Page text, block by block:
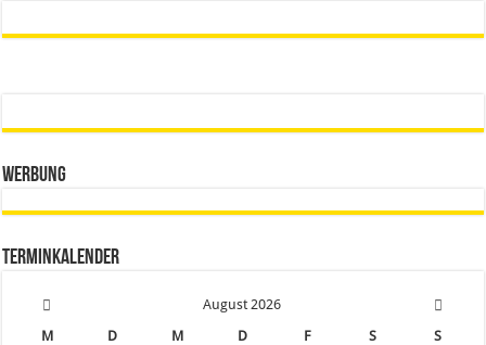
Werbung
Terminkalender
August 2026
M
D M D F S
S